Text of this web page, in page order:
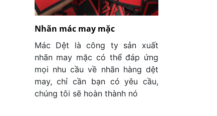
Nhãn mác may mặc
Mác Dệt là công ty sản xuất
nhãn may mặc có thể đáp ứng
mọi nhu cầu về nhãn hàng dệt
may, chỉ cần bạn có yêu cầu,
chúng tôi sẽ hoàn thành nó